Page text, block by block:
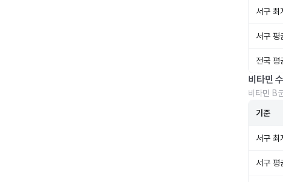
서구 최
서구 평
전국 평
비타민
비타민 B
기준
서구 최
서구 평